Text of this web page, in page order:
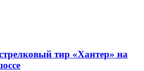
тир «Хантер» на